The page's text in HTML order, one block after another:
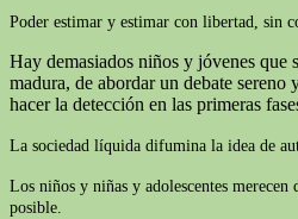
Poder estimar y estimar con libertad, sin
Hay demasiados niños y jóvenes que
madura, de abordar un debate
hacer la detección en las primeras
La sociedad líquida difumina la idea de
Los niños y niñas y adolescentes
posible.